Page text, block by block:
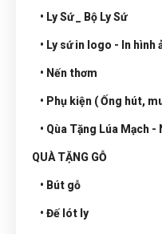
• Ly Sứ _ Bộ Ly Sứ
• Ly sứ in logo - In hình
• Nến thơm
• Phụ kiện ( Ống hút,
• Qùa Tặng Lúa Mạch -
QUÀ TẶNG GỖ
• Bút gỗ
• Đế lót ly